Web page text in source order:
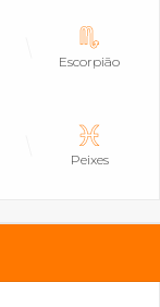
Escorpião
Peixes